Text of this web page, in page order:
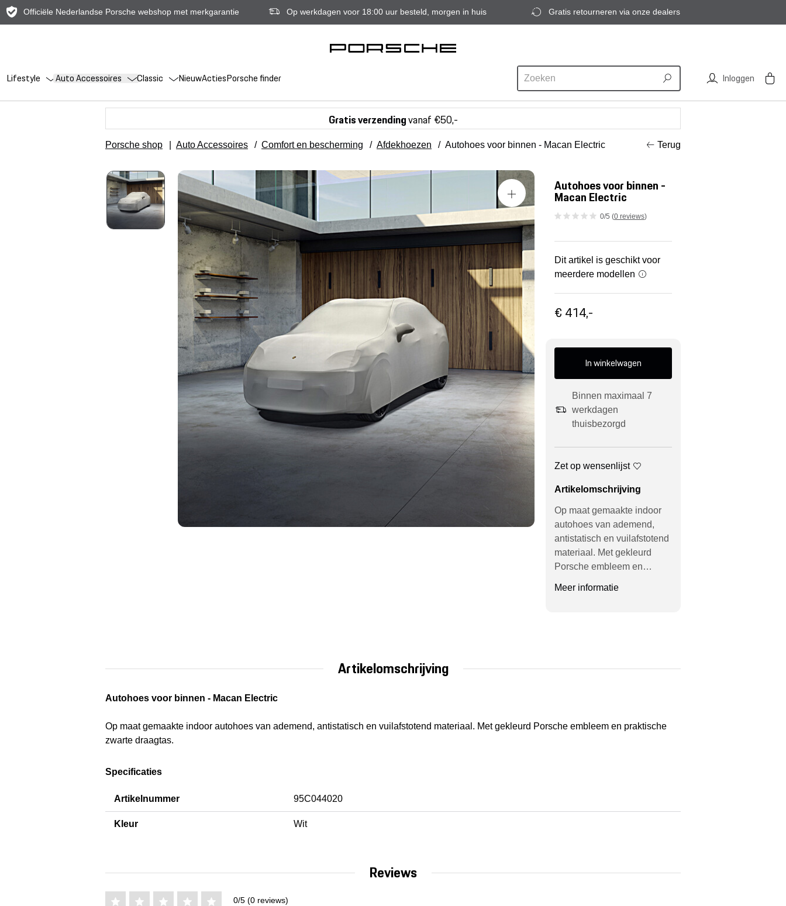
Officiële Nederlandse Porsche webshop met merkgarantie Op werkdagen voor 18:00 uur besteld, morgen in huis Gratis retourneren via onze dealers
Lifestyle Auto Accessoires Classic NieuwActiesPorsche finder Inloggen
Gratis verzendingvanaf €50,-
Porsche shop Auto Accessoires / Comfort en bescherming / Afdekhoezen / Autohoes voor binnen - Macan Electric Terug
Autohoes voor binnen -
Macan Electric
0/5 (0 reviews)
Dit artikel is geschikt voor
meerdere modellen
€ 414,-
In winkelwagen
Binnen maximaal 7
werkdagen
thuisbezorgd
Zet op wensenlijst
Artikelomschrijving
Op maat gemaakte indoor
autohoes van ademend,
antistatisch en vuilafstotend
materiaal. Met gekleurd
Porsche embleem en…
Meer informatie
Artikelomschrijving
Autohoes voor binnen - Macan Electric
Op maat gemaakte indoor autohoes van ademend, antistatisch en vuilafstotend materiaal. Met gekleurd Porsche embleem en praktische
zwarte draagtas.
Specificaties
Artikelnummer 95C044020
Kleur Wit
Reviews
0/5 (0 reviews)